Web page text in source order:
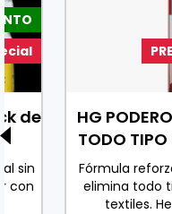
de
sin
con
HG
TODO TIPO
Fórmula
elimina todo
textiles.